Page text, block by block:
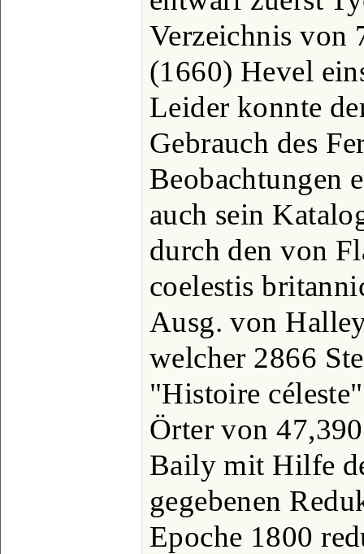
Verzeichnis von
(1660) Hevel
Leider konnte
Gebrauch des
Beobachtungen
auch sein
durch den von
coelestis
Ausg. von
welcher 2866
"Histoire
Örter von
Baily mit Hilfe
gegebenen
Epoche 1800